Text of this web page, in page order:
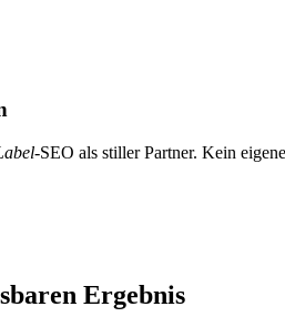
-SEO als stiller Partner. Kein
Ergebnis